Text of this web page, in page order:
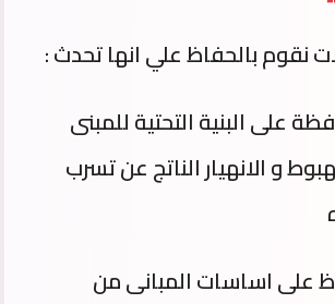
على البنية التحتية للمبنى
و الانهيار الناتج عن تسرب
على اساسات المبانى من